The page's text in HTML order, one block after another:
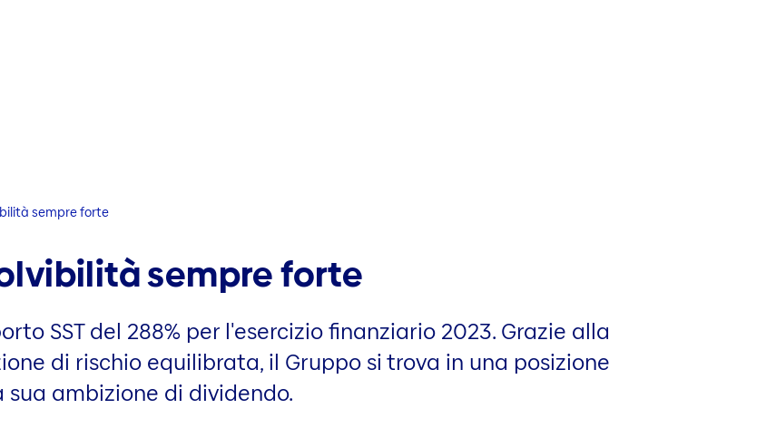
sempre forte
sempre forte
SST del 288% per l'esercizio finanziario 2023. Grazie alla
di rischio equilibrata, il Gruppo si trova in una posizione
ambizione di dividendo.